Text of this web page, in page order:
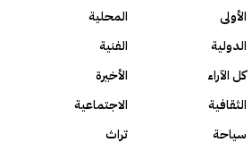
الأولى
المحلية
الدولية
الفنية
كل الآراء
الأخيرة
الثقافية
الاجتماعية
سياحة تراث